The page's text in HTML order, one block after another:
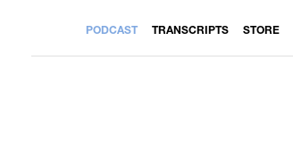
PODCAST TRANSCRIPTS STORE